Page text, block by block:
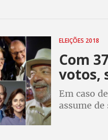
ELEIÇÕES 2018
Com
votos,
Em caso
assume